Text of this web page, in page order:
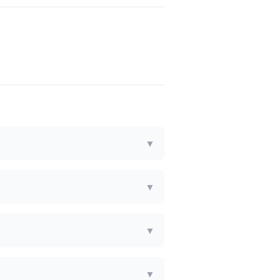
▼
▼
▼
▼